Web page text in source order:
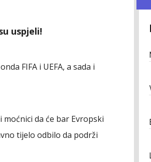
uspjeli!
FIFA i UEFA, a sada i
moćnici da će bar Evropski
tijelo odbilo da podrži